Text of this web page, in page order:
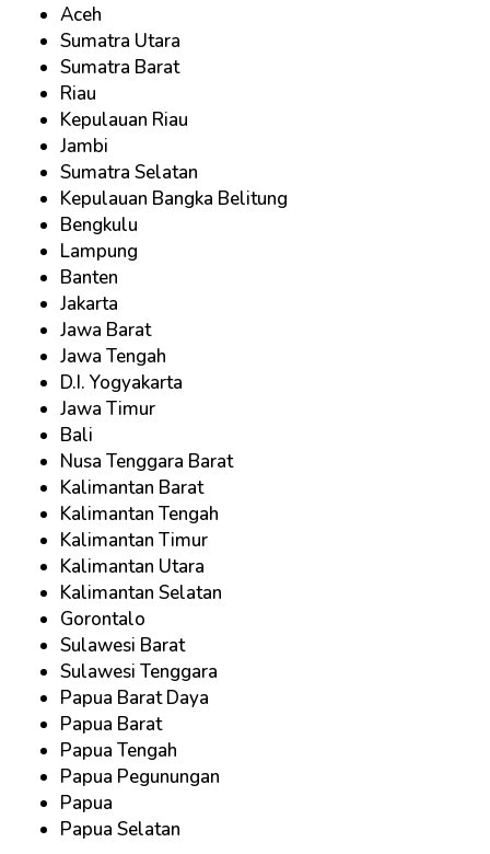
Aceh
Sumatra Utara
Sumatra Barat
Riau
Kepulauan Riau
Jambi
Sumatra Selatan
Kepulauan Bangka Belitung
Bengkulu
Lampung
Banten
Jakarta
Jawa Barat
Jawa Tengah
D.I. Yogyakarta
Jawa Timur
Bali
Nusa Tenggara Barat
Kalimantan Barat
Kalimantan Tengah
Kalimantan Timur
Kalimantan Utara
Kalimantan Selatan
Gorontalo
Sulawesi Barat
Sulawesi Tenggara
Papua Barat Daya
Papua Barat
Papua Tengah
Papua Pegunungan
Papua
Papua Selatan